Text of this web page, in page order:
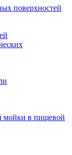
поверхностей
мойки в пищевой